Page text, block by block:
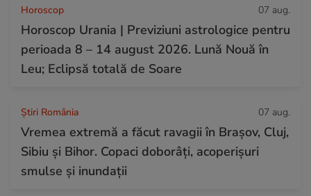
Horoscop 07 aug.
Horoscop Urania | Previziuni astrologice pentru
perioada 8 – 14 august 2026. Lună Nouă în
Leu; Eclipsă totală de Soare
Știri România 07 aug.
Vremea extremă a făcut ravagii în Brașov, Cluj,
Sibiu și Bihor. Copaci doborâți, acoperișuri
smulse și inundații